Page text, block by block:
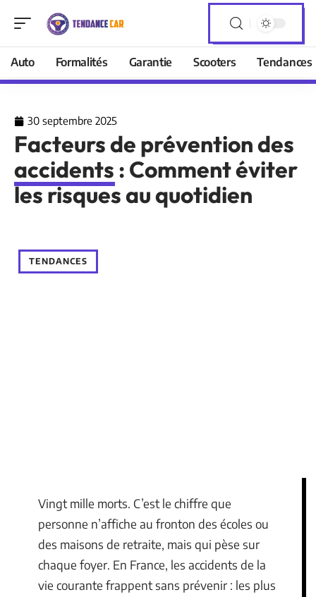
Auto Formalités Garantie Scooters Tendances
30 septembre 2025
Facteurs de prévention des
accidents : Comment éviter
les risques au quotidien
TENDANCES
Vingt mille morts. C’est le chiffre que
personne n’affiche au fronton des écoles ou
des maisons de retraite, mais qui pèse sur
chaque foyer. En France, les accidents de la
vie courante frappent sans prévenir : les plus